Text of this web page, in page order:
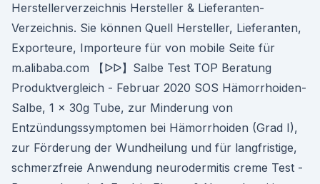
Herstellerverzeichnis Hersteller & Lieferanten-
Verzeichnis. Sie können Quell Hersteller, Lieferanten,
Exporteure, Importeure für von mobile Seite für
m.alibaba.com 【ᐅᐅ】Salbe Test TOP Beratung
Produktvergleich - Februar 2020 SOS Hämorrhoiden-
Salbe, 1 x 30g Tube, zur Minderung von
Entzündungssymptomen bei Hämorrhoiden (Grad I),
zur Förderung der Wundheilung und für langfristige,
schmerzfreie Anwendung neurodermitis creme Test -